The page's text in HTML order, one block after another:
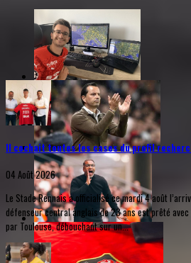
Il cochait toutes les cases du profil
04 Août 2026
Le Stade Rennais a officialisé ce mardi 4 août
défenseur central anglais de 23 ans est prêté avec
par Toulouse, débouchant sur un...